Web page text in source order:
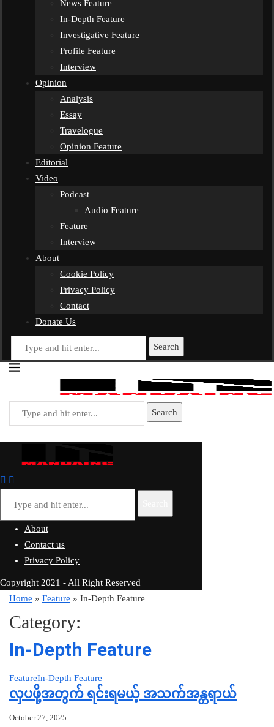
News Feature
In-Depth Feature
Investigative Feature
Profile Feature
Interview
Opinion
Analysis
Essay
Travelogue
Opinion Feature
Editorial
Video
Podcast
Audio Feature
Feature
Interview
About
Cookie Policy
Privacy Policy
Contact
Donate Us
Search
Search
About
Contact us
Privacy Policy
Copyright 2021 - All Right Reserved
Home » Feature » In-Depth Feature
Category:
In-Depth Feature
FeatureIn-Depth Feature
လှပဖို့အတွက် ရင်းရမယ့် အသက်အန္တရာယ်
October 27, 2025